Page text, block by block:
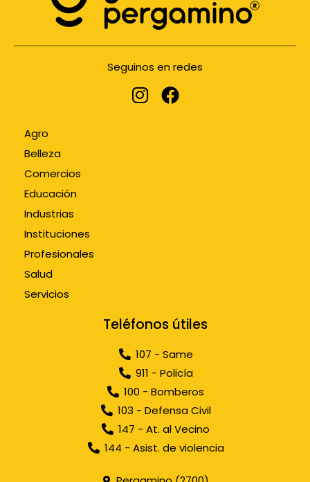
Seguinos en redes
Agro
Belleza
Comercios
Educación
Industrias
Instituciones
Profesionales
Salud
Servicios
Teléfonos útiles
107 - Same
911 - Policía
100 - Bomberos
103 - Defensa Civil
147 - At. al Vecino
144 - Asist. de violencia